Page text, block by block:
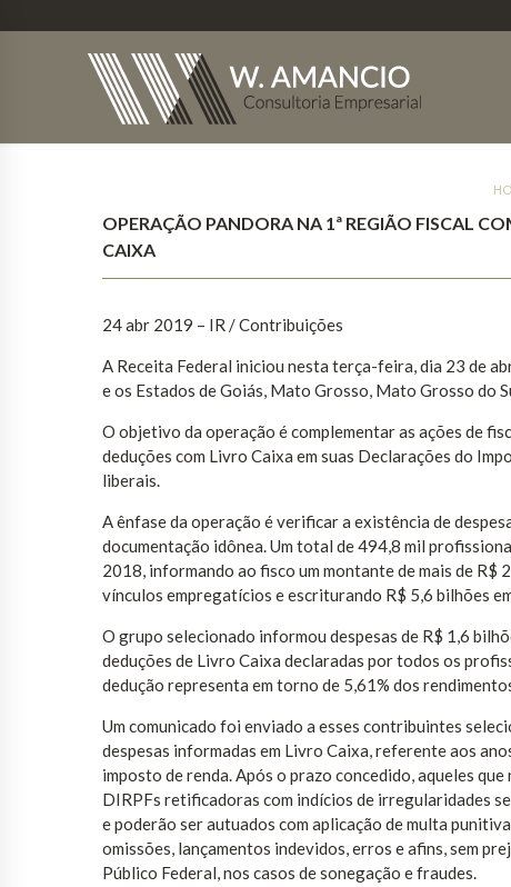
OPERAÇÃO PANDORA NA 1ª REGIÃO FISCAL
CAIXA
24 abr 2019 – IR / Contribuições
A Receita Federal iniciou nesta terça-feira, dia 23 de
e os Estados de Goiás, Mato Grosso, Mato Grosso do
O objetivo da operação é complementar as ações de
deduções com Livro Caixa em suas Declarações do
liberais.
A ênfase da operação é verificar a existência de
documentação idônea. Um total de 494,8 mil
2018, informando ao fisco um montante de mais de
vínculos empregatícios e escriturando R$ 5,6 bilhões
O grupo selecionado informou despesas de R$ 1,6
deduções de Livro Caixa declaradas por todos os
dedução representa em torno de 5,61% dos
Um comunicado foi enviado a esses contribuintes
despesas informadas em Livro Caixa, referente aos
imposto de renda. Após o prazo concedido, aqueles
DIRPFs retificadoras com indícios de irregularidades
e poderão ser autuados com aplicação de multa
omissões, lançamentos indevidos, erros e afins, sem
Público Federal, nos casos de sonegação e fraudes.